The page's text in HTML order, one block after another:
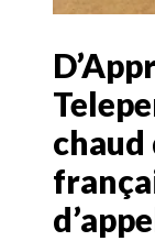
chaud